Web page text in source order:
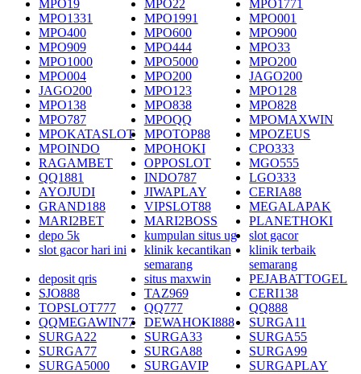
MPO19
MPO22
MPO1771
MPO1331
MPO1991
MPO001
MPO400
MPO600
MPO900
MPO909
MPO444
MPO33
MPO1000
MPO5000
MPO200
MPO004
MPO200
JAGO200
JAGO200
MPO123
MPO128
MPO138
MPO838
MPO828
MPO787
MPOQQ
MPOMAXWIN
MPOKATASLOT
MPOTOP88
MPOZEUS
MPOINDO
MPOHOKI
CPO333
RAGAMBET
OPPOSLOT
MGO555
QQ1881
INDO787
LGO333
AYOJUDI
JIWAPLAY
CERIA88
GRAND188
VIPSLOT88
MEGALAPAK
MARI2BET
MARI2BOSS
PLANETHOKI
depo 5k
kumpulan situs ug
slot gacor
slot gacor hari ini
klinik kecantikan
semarang
klinik terbaik
semarang
deposit qris
situs maxwin
PEJABATTOGEL
SJO888
TAZ969
CERI138
TOPSLOT777
QQ777
QQ888
QQMEGAWIN77
DEWAHOKI888
SURGA11
SURGA22
SURGA33
SURGA55
SURGA77
SURGA88
SURGA99
SURGA5000
SURGAVIP
SURGAPLAY